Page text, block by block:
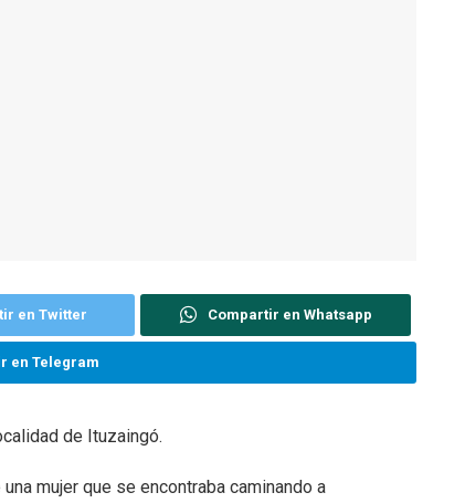
en Twitter Compartir en Whatsapp
en Telegram
de Ituzaingó.
mujer que se encontraba caminando a